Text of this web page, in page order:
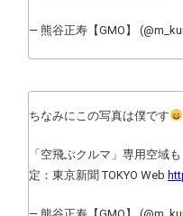
— 熊谷正寿【GMO】
ちなみにこの写真は僕です
「空飛ぶクルマ」専用空域
定：東京新聞 TOKYO Web